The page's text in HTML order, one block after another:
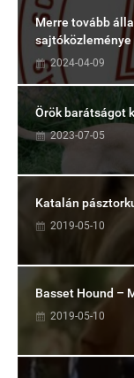
Merre tovább
sajtóközleménye
2024-04-09
Örök barátságot
2023-07-05
Katalán
2019-05-10
Basset Hound –
2019-05-10